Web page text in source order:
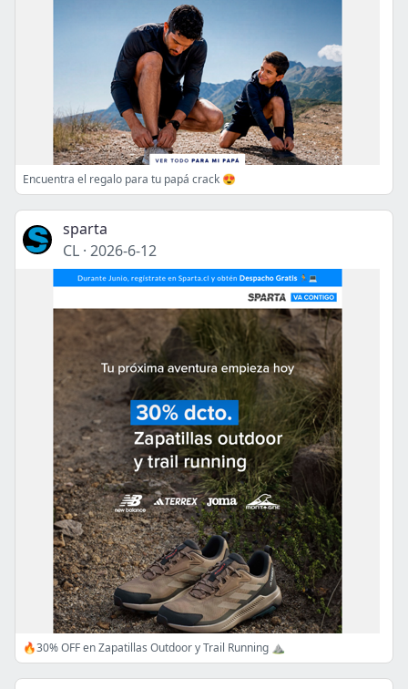
Encuentra el regalo para tu papá crack 😍
sparta
CL · 2026-6-12
🔥30% OFF en Zapatillas Outdoor y Trail Running ⛰️